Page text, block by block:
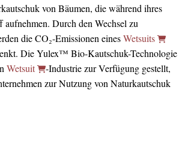
von Bäumen, die während ihres
Durch den Wechsel zu
die CO₂-Emissionen einesWetsuits
Die Yulex™ Bio-Kautschuk-Technologie
Wetsuit
-Industrie zur Verfügung gestellt,
zur Nutzung von Naturkautschuk